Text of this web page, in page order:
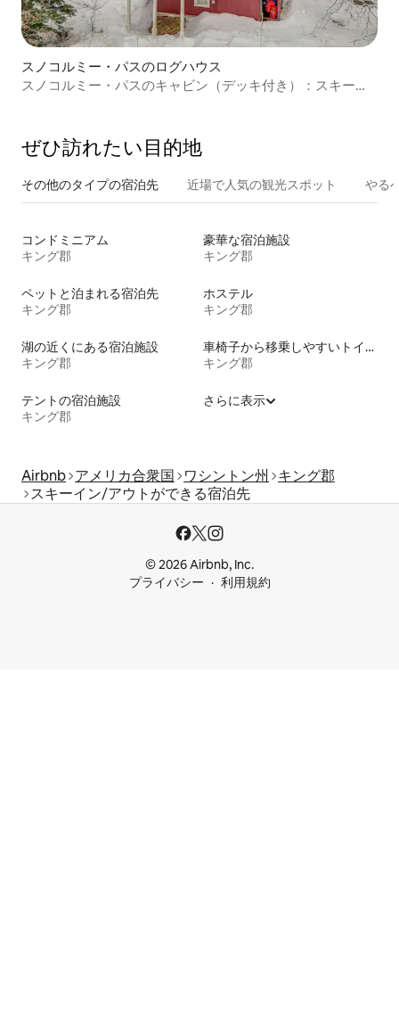
スノコルミー・パスのログハウス
スノコルミー・パスのキャビン（デッキ付き）：スキーリ
ぜひ訪⁠れ⁠た⁠い目⁠的⁠地
その他のタ⁠イ⁠プ⁠の宿⁠泊⁠先 近場で人気の観光スポット やる
コンドミニアム
キング郡
豪華な宿泊施設
キング郡
ペットと泊まれる宿泊先
キング郡
ホステル
キング郡
湖の近くにある宿泊施設
キング郡
車椅子から移乗しやすいトイレ付きの宿泊施設
キング郡
テントの宿泊施設
キング郡
さらに表示
Airbnb アメリカ合衆国 ワシントン州
キング郡
スキーイン/アウトができる宿泊先
© 2026 Airbnb, Inc.
プライバシー
利用規約